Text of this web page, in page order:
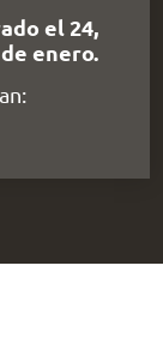
el 24,
enero.